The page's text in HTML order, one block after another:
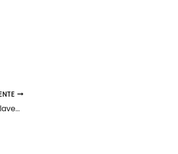
Oficial/a Mecánico/a Torrelavega